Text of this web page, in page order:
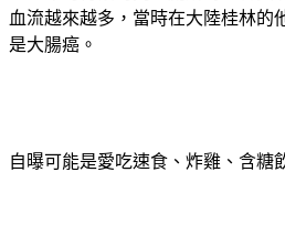
2013年時有段時間上廁所時總會莫
血流越來越多，當時在大陸桂林的